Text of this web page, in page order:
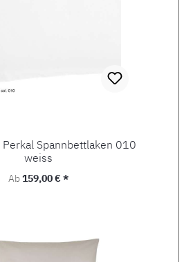
Spannbettlaken 010
weiss
Regulärer Preis:
Ab159,00 € *